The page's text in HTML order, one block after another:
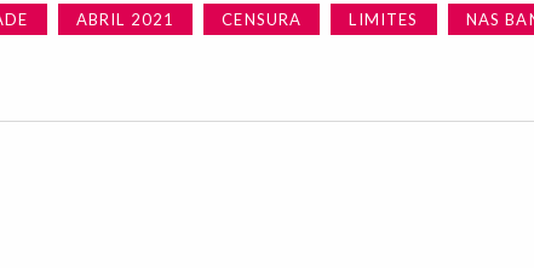
ABRIL 2021 CENSURA LIMITES NAS